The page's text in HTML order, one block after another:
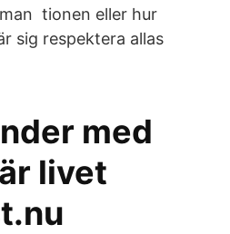
tionen eller hur
sig respektera allas
med
livet